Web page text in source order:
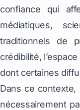
confiance qui
médiatiques,
traditionnels de
crédibilité,
dont certaines
Dans ce contexte,
nécessairement